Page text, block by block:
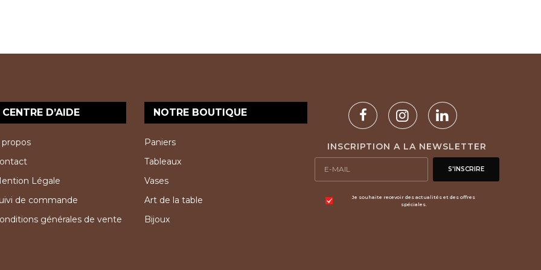
CENTRE D’AIDE
propos
Légale
de commande
générales de vente
NOTRE BOUTIQUE
Paniers
Tableaux
Vases
Art de la table
Bijoux
INSCRIPTION A LA NEWSLETTER
S'INSCRIRE
Je souhaite recevoir des actualités et des offres
spéciales.